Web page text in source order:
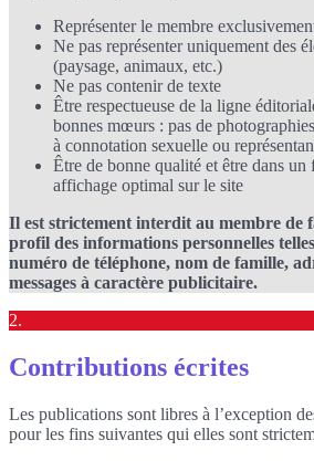
Représenter le membre
Ne pas représenter uniquement des
(paysage, animaux, etc.)
Ne pas contenir de texte
Être respectueuse de la ligne
bonnes mœurs : pas de
à connotation sexuelle ou
Être de bonne qualité et être dans un
affichage optimal sur le site
Il est strictement interdit au membre de
profil des informations personnelles
numéro de téléphone, nom de famille,
messages à caractère publicitaire.
2.
Contributions écrites
Les publications sont libres à l’exception
pour les fins suivantes qui elles sont